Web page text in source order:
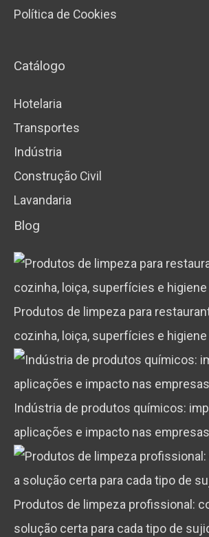
Política de Cookies
Catálogo
Hotelaria
Transportes
Indústria
Construção Civil
Lavandaria
Blog
Produtos de limpeza para
cozinha, loiça, superfícies e higiene
Indústria de produtos químicos:
aplicações e impacto nas empresas
Produtos de limpeza profissional:
solução certa para cada tipo de